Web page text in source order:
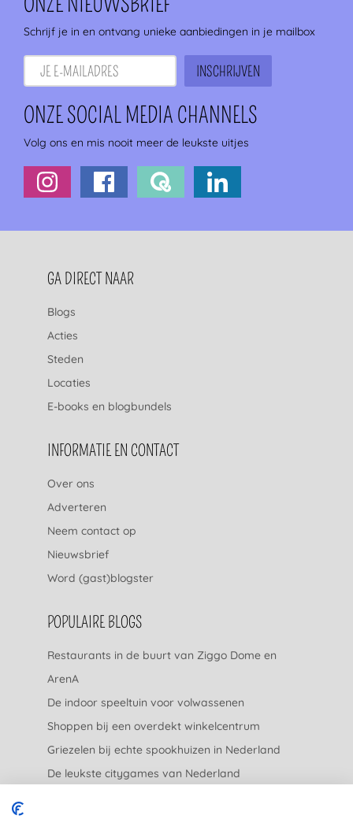
Schrijf je in en ontvang unieke aanbiedingen in je mailbox
ONZE SOCIAL MEDIA CHANNELS
Volg ons en mis nooit meer de leukste uitjes
FOOTERNAVIGATIE
GA DIRECT NAAR
Blogs
Acties
Steden
Locaties
E-books en blogbundels
INFORMATIE EN CONTACT
Over ons
Adverteren
Neem contact op
Nieuwsbrief
Word (gast)blogster
POPULAIRE BLOGS
Restaurants in de buurt van Ziggo Dome en
ArenA
De indoor speeltuin voor volwassenen
Shoppen bij een overdekt winkelcentrum
Griezelen bij echte spookhuizen in Nederland
De leukste citygames van Nederland